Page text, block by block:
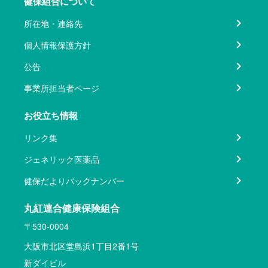
所在地・連絡先
個人情報保護方針
公告
事業所担当者ページ
お役立ち情報
リンク集
ジェネリック医薬品
健保だよりバックナンバー
丸紅連合健康保険組合
〒530-0004
大阪市北区堂島浜1丁目2番1号
新ダイビル